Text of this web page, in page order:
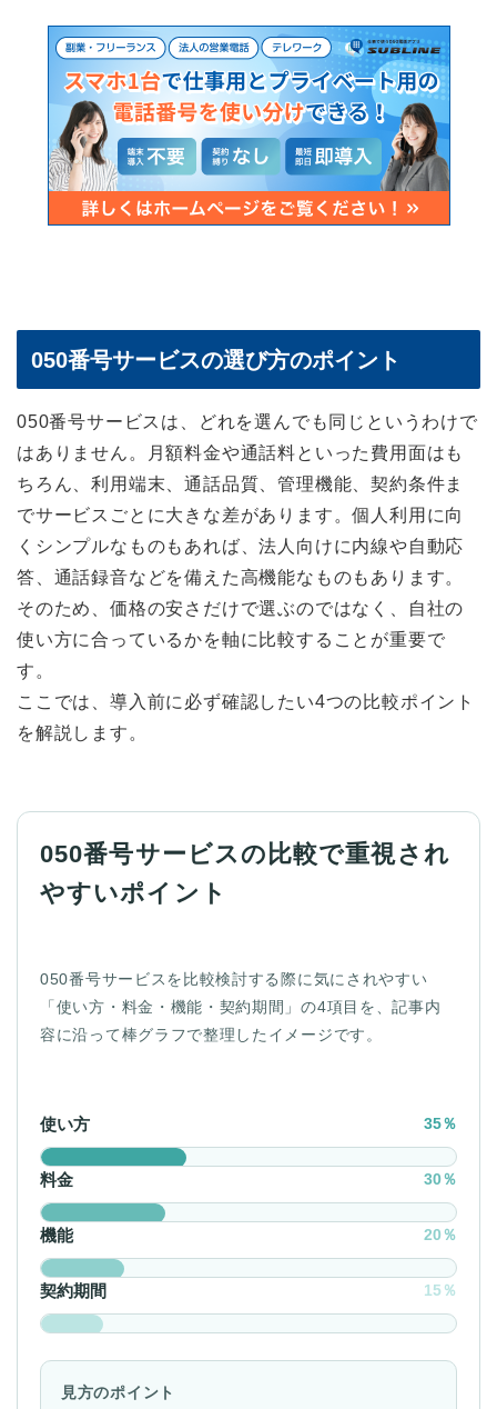
050番号サービスの選び方のポイント
050番号サービスは、どれを選んでも同じというわけで
はありません。月額料金や通話料といった費用面はも
ちろん、利用端末、通話品質、管理機能、契約条件ま
でサービスごとに大きな差があります。個人利用に向
くシンプルなものもあれば、法人向けに内線や自動応
答、通話録音などを備えた高機能なものもあります。
そのため、価格の安さだけで選ぶのではなく、自社の
使い方に合っているかを軸に比較することが重要で
す。
ここでは、導入前に必ず確認したい4つの比較ポイント
を解説します。
050番号サービスの比較で重視され
やすいポイント
050番号サービスを比較検討する際に気にされやすい
「使い方・料金・機能・契約期間」の4項目を、記事内
容に沿って棒グラフで整理したイメージです。
使い方 35％
料金 30％
機能 20％
契約期間 15％
見方のポイント